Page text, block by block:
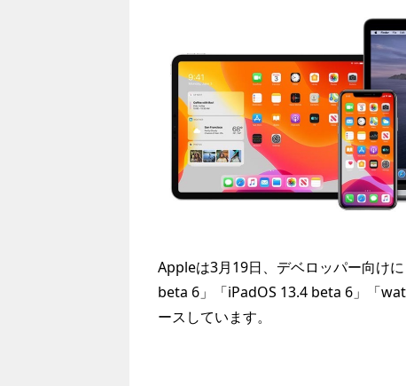
Appleは3月19日、デベロッパー向け
beta 6」「iPadOS 13.4 beta 6」「
ースしています。